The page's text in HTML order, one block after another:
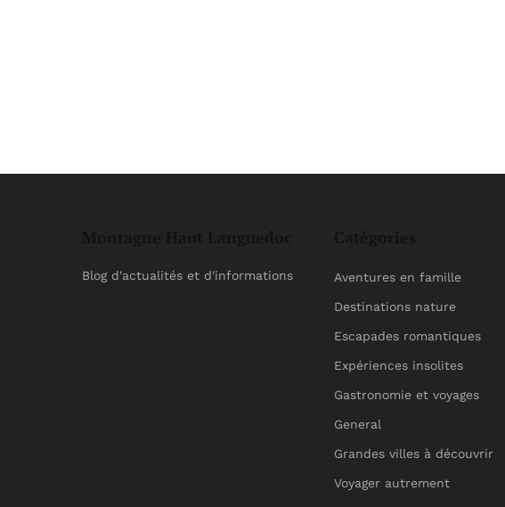
Blog d'actualités et d'informations Aventures en famille
Destinations nature
Escapades romantiques
Expériences insolites
Gastronomie et voyages
General
Grandes villes à découvrir
Voyager autrement